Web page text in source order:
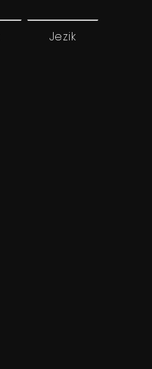
Jezik